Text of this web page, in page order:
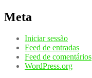
Meta
Iniciar sessão
Feed de entradas
Feed de comentários
WordPress.org